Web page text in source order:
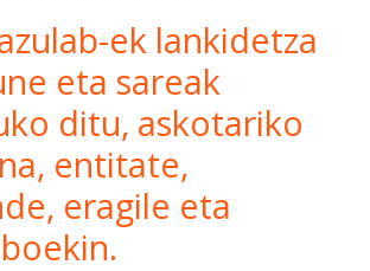
ek lankidetza
eta sareak
ditu, askotariko
entitate,
eragile eta